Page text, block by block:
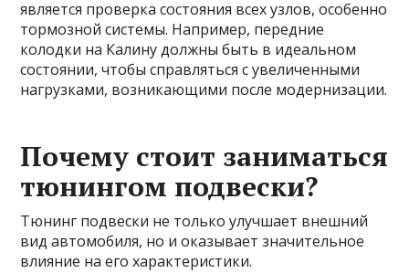
является проверка состояния всех узлов, особенно
тормозной системы. Например, передние
колодки на Калину должны быть в идеальном
состоянии, чтобы справляться с увеличенными
нагрузками, возникающими после модернизации.
Почему стоит заниматься
тюнингом подвески?
Тюнинг подвески не только улучшает внешний
вид автомобиля, но и оказывает значительное
влияние на его характеристики.